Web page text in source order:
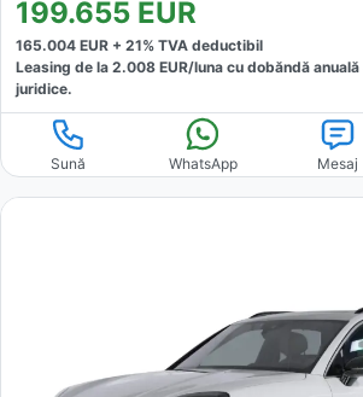
199.655 EUR
165.004 EUR + 21% TVA deductibil
Leasing de la 2.008 EUR/luna cu dobăndă anuală
juridice.
Sună WhatsApp Mesaj